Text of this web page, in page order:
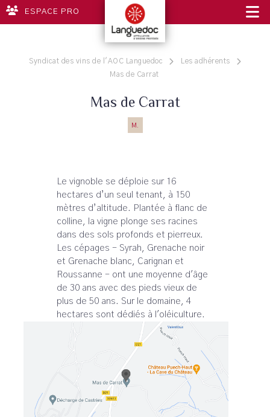
ESPACE PRO
Syndicat des vins de l'AOC Languedoc
Les adhérents
Mas de Carrat
Mas de Carrat
M.
Le vignoble se déploie sur 16
hectares d’un seul tenant, à 150
mètres d’altitude. Plantée à flanc de
colline, la vigne plonge ses racines
dans des sols profonds et pierreux.
Les cépages - Syrah, Grenache noir
et Grenache blanc, Carignan et
Roussanne - ont une moyenne d'âge
de 30 ans avec des pieds vieux de
plus de 50 ans. Sur le domaine, 4
hectares sont dédiés à l'oléiculture.